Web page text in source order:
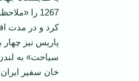
1267 را
كرد و در مدت‌
پاریس‌ نیز چهار
سیاحت‌» به‌
خان‌ سفیر ایران‌